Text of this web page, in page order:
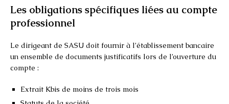
Les obligations spécifiques liées au compte
professionnel
Le dirigeant de SASU doit fournir à l’établissement bancaire
un ensemble de documents justificatifs lors de l’ouverture du
compte :
Extrait Kbis de moins de trois mois